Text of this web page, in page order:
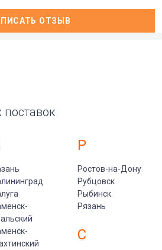
ОТЗЫВ
Р
Ростов-на-Дону
Рубцовск
Рыбинск
Рязань
С